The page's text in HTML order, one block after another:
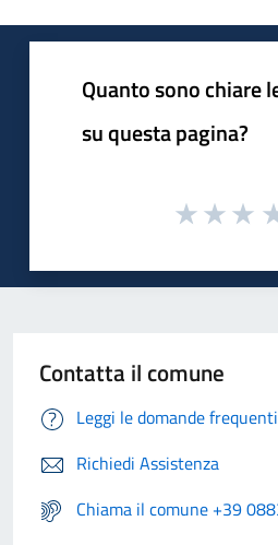
Quanto sono chiare
su questa pagina?
Contatta il comune
Leggi le domande frequenti
Richiedi Assistenza
Chiama il comune +39